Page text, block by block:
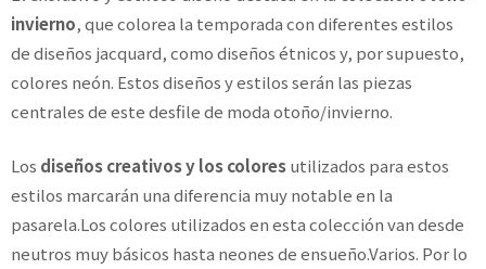
invierno, que colorea la temporada con diferentes estilos
de diseños jacquard, como diseños étnicos y, por supuesto,
colores neón. Estos diseños y estilos serán las piezas
centrales de este desfile de moda otoño/invierno.
Los diseños creativos y los coloresutilizados para estos
estilos marcarán una diferencia muy notable en la
pasarela.Los colores utilizados en esta colección van desde
neutros muy básicos hasta neones de ensueño.Varios. Por lo